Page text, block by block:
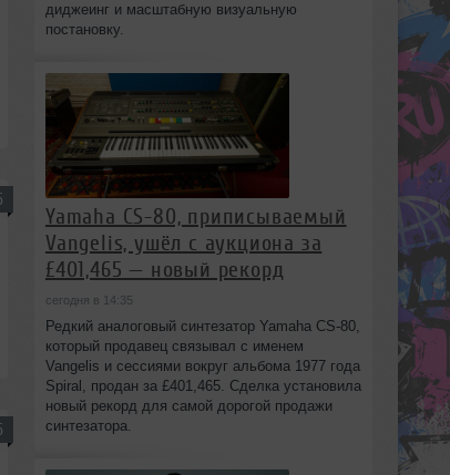
диджеинг и масштабную визуальную
постановку.
Yamaha CS-80, приписываемый
Vangelis, ушёл с аукциона за
£401,465 — новый рекорд
сегодня в 14:35
Редкий аналоговый синтезатор Yamaha CS-80,
который продавец связывал с именем
Vangelis и сессиями вокруг альбома 1977 года
Spiral, продан за £401,465. Сделка установила
новый рекорд для самой дорогой продажи
синтезатора.